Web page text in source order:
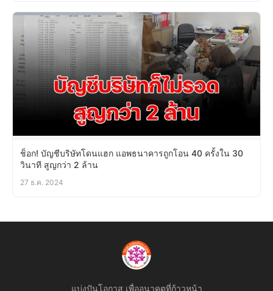
ช็อก! บัญชีบริษัทโดนแฮก แอพธนาคารถูกโอน 40 ครั้งใน 30
วินาที สูญกว่า 2 ล้าน
27 ธ.ค. 2024
แบ่งปันโอกาส เพื่ออนาคตที่ก้าวหน้า